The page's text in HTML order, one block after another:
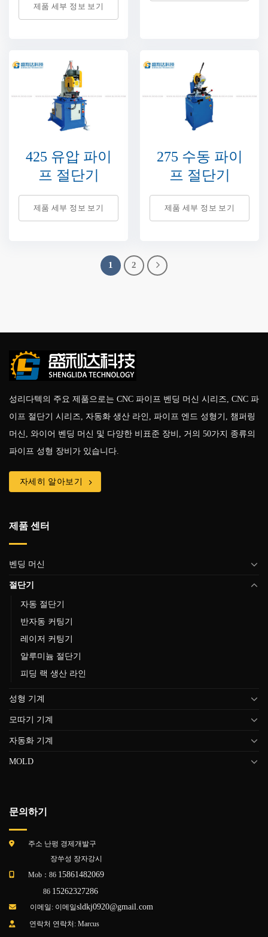
제품 세부 정보 보기
425 유압 파이
프 절단기
제품 세부 정보 보기
275 수동 파이
프 절단기
제품 세부 정보 보기
1 2
성리다텍의 주요 제품으로는 CNC 파이프 벤딩 머신 시리즈, CNC 파
이프 절단기 시리즈, 자동화 생산 라인, 파이프 엔드 성형기, 챔퍼링
머신, 와이어 벤딩 머신 및 다양한 비표준 장비, 거의 50가지 종류의
파이프 성형 장비가 있습니다.
자세히 알아보기
제품 센터
벤딩 머신
절단기
자동 절단기
반자동 커팅기
레이저 커팅기
알루미늄 절단기
피딩 랙 생산 라인
성형 기계
모따기 기계
자동화 기계
MOLD
문의하기
주소 난펑 경제개발구
장쑤성 장자강시
Mob：86 15861482069
86 15262327286
이메일: 이메일sldkj0920@gmail.com
연락처 연락처: Marcus